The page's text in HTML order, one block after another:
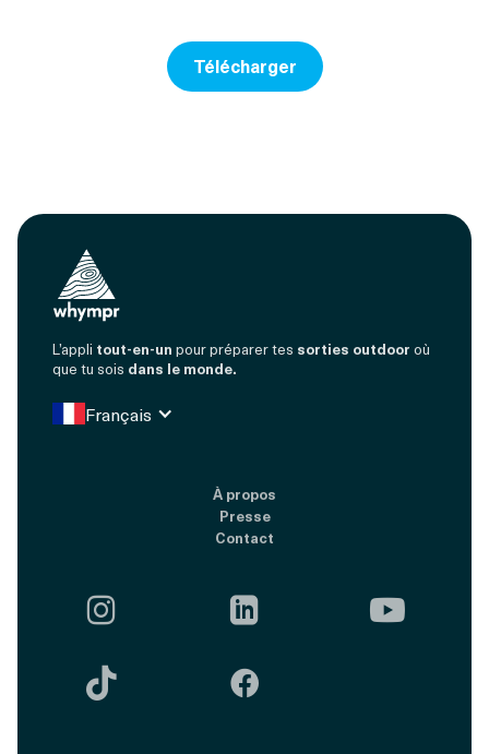
Télécharger
L’appli tout-en-un pour préparer tes sorties outdoor où
que tu sois dans le monde.
Français
À propos
Presse
Contact
  
 